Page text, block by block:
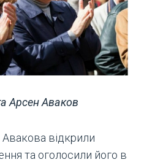
Арсен Аваков
Авакова відкрили
та оголосили його в